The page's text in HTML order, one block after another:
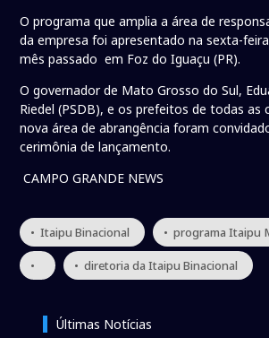
O programa que amplia a área de
da empresa foi apresentado na sexta-
mês passado em Foz do Iguaçu (PR).
O governador de Mato Grosso do Sul,
Riedel (PSDB), e os prefeitos de todas as
nova área de abrangência foram
cerimônia de lançamento.
CAMPO GRANDE NEWS
• Itaipu Binacional • programa Itaipu
• • diretoria da Itaipu Binacional
Últimas Notícias